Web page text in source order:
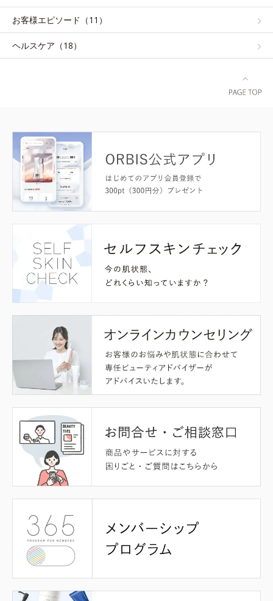
お客様エピソード（11）
ヘルスケア（18）